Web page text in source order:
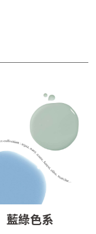
藍綠色系